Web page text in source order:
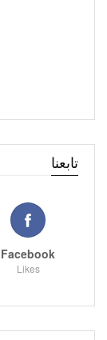
تابعنا
Facebook
Likes